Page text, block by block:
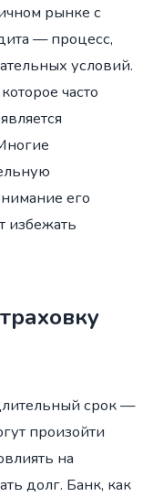
рынке с
— процесс,
условий.
часто
его
избежать
срок —
произойти
на
долг. Банк, как